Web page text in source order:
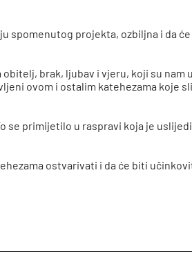
spomenutog projekta, ozbiljna i da
brak, ljubav i vjeru, koji su nam
ovom i ostalim katehezama koje
se primijetilo u raspravi koja je
ostvarivati i da će biti